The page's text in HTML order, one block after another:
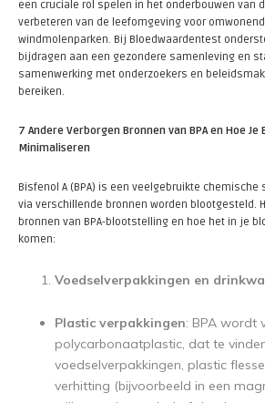
een cruciale rol spelen in het onderbouwen van
verbeteren van de leefomgeving voor
windmolenparken. Bij Bloedwaardentest
bijdragen aan een gezondere samenleving en
samenwerking met onderzoekers en
bereiken.
7 Andere Verborgen Bronnen van BPA en Hoe
Minimaliseren
Bisfenol A (BPA) is een veelgebruikte
via verschillende bronnen worden blootgesteld.
bronnen van BPA-blootstelling en hoe het in je
komen:
Voedselverpakkingen en
Plastic verpakkingen: BPA wordt
polycarbonaatplastic, dat te
voedselverpakkingen, plastic
verhitting (bijvoorbeeld in een